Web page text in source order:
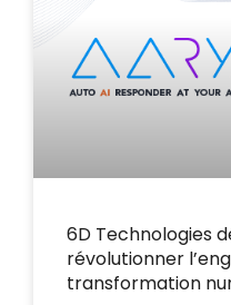
6D Technologies
révolutionner
transformation